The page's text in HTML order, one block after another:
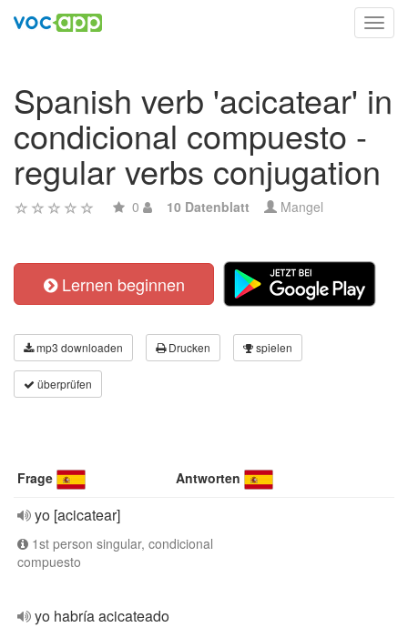
Spanish verb 'acicatear' in
condicional compuesto -
regular verbs conjugation
0 10 Datenblatt Mangel
Lernen beginnen
mp3 downloaden Drucken spielen
überprüfen
Frage Antworten
yo [acicatear]
1st person singular, condicional
compuesto
yo habría acicateado